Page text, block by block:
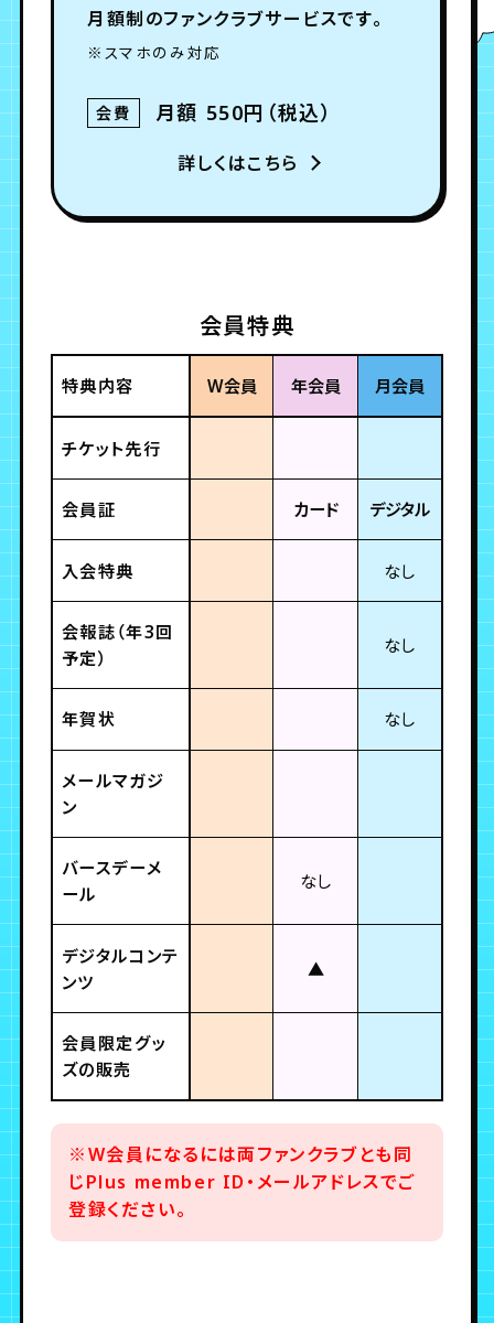
月額制のファンクラブサービスです。
※スマホのみ対応
会費 月額 550円（税込）
詳しくはこちら
会員特典
特典内容 W会員 年会員 月会員
チケット先行
会員証 カード デジタル
入会特典 なし
会報誌（年3回
予定）
なし
年賀状 なし
メールマガジ
ン
バースデーメ
ール
なし
デジタルコンテ
ンツ
▲
会員限定グッ
ズの販売
※W会員になるには両ファンクラブとも同
じPlus member ID・メールアドレスでご
登録ください。